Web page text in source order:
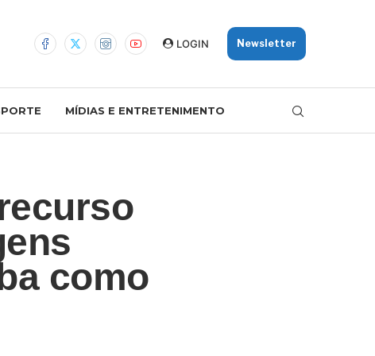
LOGIN Newsletter
MÍDIAS E ENTRETENIMENTO
como